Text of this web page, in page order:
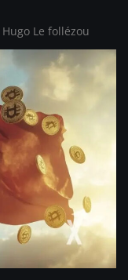
Hugo Le follézou